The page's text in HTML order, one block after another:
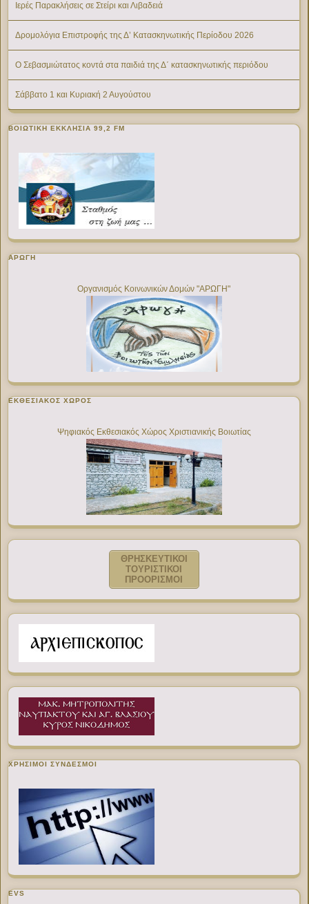
Ιερές Παρακλήσεις σε Στείρι και Λιβαδειά
Δρομολόγια Επιστροφής της Δ’ Κατασκηνωτικής Περίοδου 2026
Ο Σεβασμιώτατος κοντά στα παιδιά της Δ΄ κατασκηνωτικής περιόδου
Σάββατο 1 και Κυριακή 2 Αυγούστου
ΒΟΙΩΤΙΚΉ ΕΚΚΛΗΣΊΑ 99,2 FM
ΑΡΩΓΗ
Οργανισμός Κοινωνικών Δομών "ΑΡΩΓΗ"
ΕΚΘΕΣΙΑΚΌΣ ΧΏΡΟΣ
Ψηφιακός Εκθεσιακός Χώρος Χριστιανικής Βοιωτίας
ΘΡΗΣΚΕΥΤΙΚΟΙ
ΤΟΥΡΙΣΤΙΚΟΙ
ΠΡΟΟΡΙΣΜΟΙ
ΧΡΉΣΙΜΟΙ ΣΎΝΔΕΣΜΟΙ
EVS